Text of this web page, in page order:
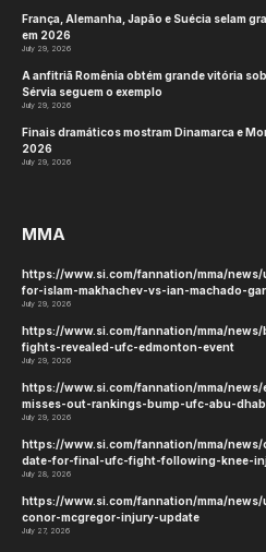
França, Alemanha, Japão e Suécia selam
em 2026
July 29, 2026
A anfitriã Romênia obtém grande vitória
Sérvia seguem o exemplo
July 29, 2026
Finais dramáticos mostram Dinamarca e
2026
July 29, 2026
MMA
https://www.si.com/fannation/mma/
for-islam-makhachev-vs-ian-machado-
July 29, 2026
https://www.si.com/fannation/mma/
fights-revealed-ufc-edmonton-event
July 29, 2026
https://www.si.com/fannation/mma/
misses-out-rankings-bump-ufc-abu-
July 29, 2026
https://www.si.com/fannation/mma/
date-for-final-ufc-fight-following-knee-
July 28, 2026
https://www.si.com/fannation/mma/
conor-mcgregor-injury-update
July 27, 2026